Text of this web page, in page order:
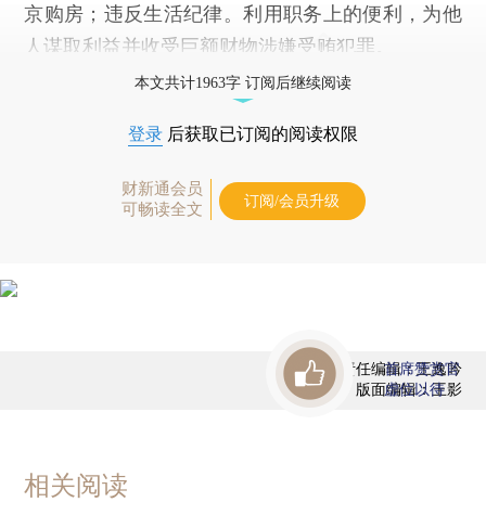
京购房；违反生活纪律。利用职务上的便利，为他
人谋取利益并收受巨额财物涉嫌受贿犯罪。
本文共计1963字 订阅后继续阅读
登录 后获取已订阅的阅读权限
财新通会员
可畅读全文
订阅/会员升级
责任编辑：王逸吟
版面编辑：王影
首席赞赏官
虚位以待
相关阅读